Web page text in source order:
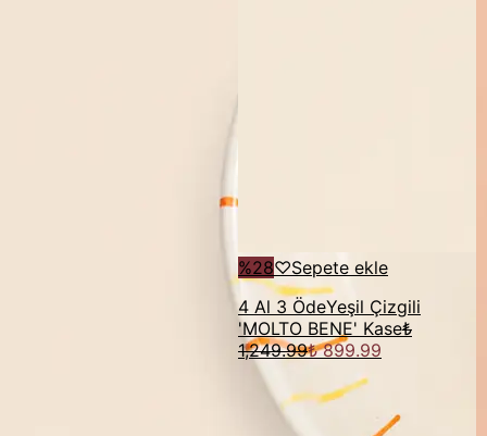
%28♡Sepete ekle
4 Al 3 ÖdeYeşil Çizgili
'MOLTO BENE' Kase₺
1,249.99₺ 899.99